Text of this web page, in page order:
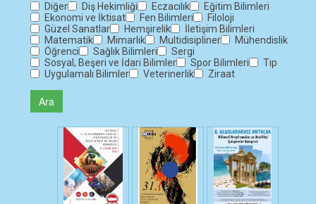
Diğer
Diş Hekimliği Eczacılık
Eğitim Bilimleri
Ekonomi ve İktisat
Fen Bilimleri
Filoloji
Güzel Sanatlar
Hemşirelik
İletişim Bilimleri
Matematik
Mimarlık Multidisipliner
Mühendislik
Öğrenci
Sağlık Bilimleri
Sergi
Sosyal, Beşeri ve İdari Bilimler
Spor Bilimleri
Tıp
Uygulamalı Bilimler
Veterinerlik Ziraat
Ara